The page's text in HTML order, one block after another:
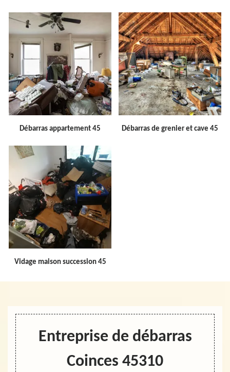
Débarras appartement 45 Débarras de grenier et cave 45
Vidage maison succession 45
Entreprise de débarras
Coinces 45310